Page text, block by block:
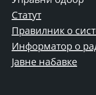
Статут
Правилник о
Информатор о
Јавне набавке